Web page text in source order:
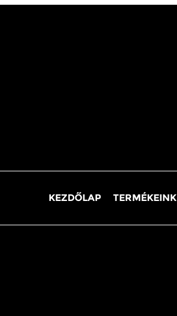
KEZDŐLAP TERMÉKEINK